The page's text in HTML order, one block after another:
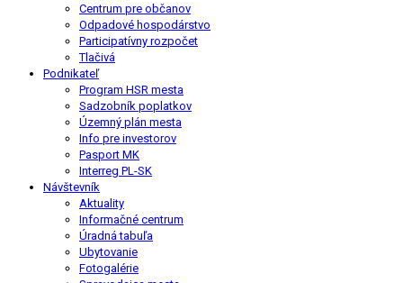
Centrum pre občanov
Odpadové hospodárstvo
Participatívny rozpočet
Tlačivá
Podnikateľ
Program HSR mesta
Sadzobník poplatkov
Územný plán mesta
Info pre investorov
Pasport MK
Interreg PL-SK
Návštevník
Aktuality
Informačné centrum
Úradná tabuľa
Ubytovanie
Fotogalérie